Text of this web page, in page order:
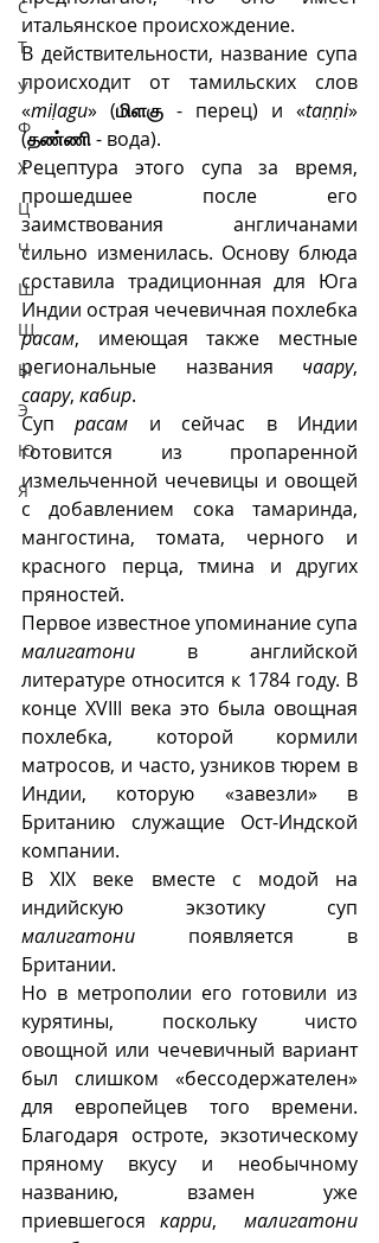
С
Т
У
Ф
Х
Ц
Ч
Ш
Щ
Ы
Э
Ю
Я
итальянское происхождение.
В действительности, название супа
происходит от тамильских слов
«miḷagu» (மிளகு - перец) и «taṇṇi»
(தண்ணி - вода).
Рецептура этого супа за время,
прошедшее после его
заимствования англичанами
сильно изменилась. Основу блюда
составила традиционная для Юга
расам, имеющая также местные
региональные названия чаару
саару, кабир.
Суп расам и сейчас в Индии
готовится из пропаренной
измельченной чечевицы и овощей
с добавлением сока тамаринда,
мангостина, томата, черного и
красного перца, тмина и других
пряностей.
малигатони в английской
литературе относится к 1784 году. В
конце XVIII века это была овощная
похлебка, которой кормили
матросов, и часто, узников тюрем в
Индии, которую «завезли» в
Британию служащие Ост-Индской
компании.
В XIX веке вместе с модой на
малигатони появляется в
Британии.
Но в метрополии его готовили из
курятины, поскольку чисто
овощной или чечевичный вариант
был слишком «бессодержателен»
для европейцев того времени.
Благодаря остроте, экзотическому
пряному вкусу и необычному
названию, взамен уже
приевшегося карри, малигатони